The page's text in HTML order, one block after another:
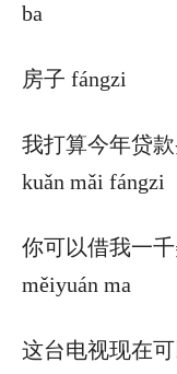
ba
房子 fángzi
我打算今年贷款
kuǎn mǎi fángzi
你可以借我一
měiyuán ma
这台电视现在